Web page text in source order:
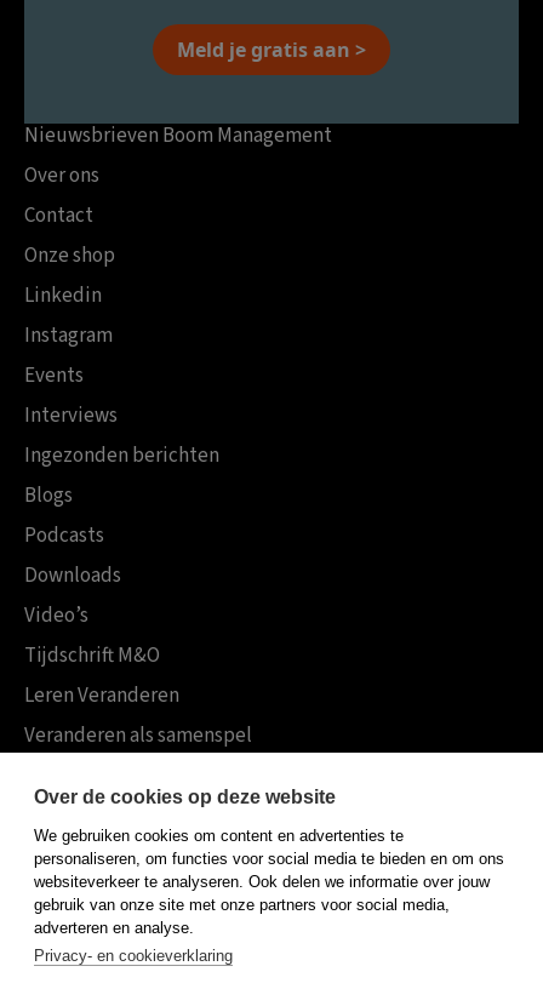
Meld je gratis aan >
Nieuwsbrieven Boom Management
Over ons
Contact
Onze shop
Linkedin
Instagram
Events
Interviews
Ingezonden berichten
Blogs
Podcasts
Downloads
Video’s
Tijdschrift M&O
Leren Veranderen
Veranderen als samenspel
Koninklijke Boom uitgevers
Boom Psychologie
Boom Hoger Onderwijs
Over de cookies op deze website
We gebruiken cookies om content en advertenties te
personaliseren, om functies voor social media te bieden en om ons
websiteverkeer te analyseren. Ook delen we informatie over jouw
gebruik van onze site met onze partners voor social media,
adverteren en analyse.
Privacy- en cookieverklaring